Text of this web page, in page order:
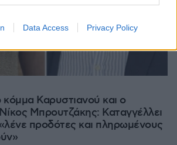
Data Access Privacy Policy
κόμμα Καρυστιανού και ο
Νίκος Μπρουτζάκης: Καταγγέλλει
προδότες και πληρωμένους